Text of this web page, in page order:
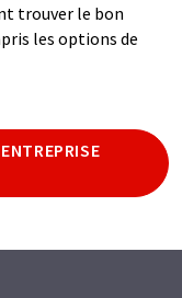
trouver le bon
les options de